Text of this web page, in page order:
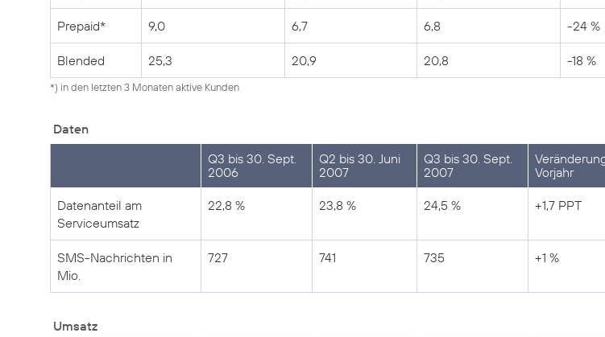
Prepaid* 9,0 6,7 6,8 -24 %
Blended 25,3 20,9 20,8 -18 %
*) in den letzten 3 Monaten aktive Kunden
Daten
Q3 bis 30. Sept.
2006
Q2 bis 30. Juni
2007
Q3 bis 30. Sept.
2007
Vorjahr
Datenanteil am
Serviceumsatz
22,8 % 23,8 % 24,5 % +1,7 PPT
SMS-Nachrichten in
Mio.
727 741 735 +1 %
Umsatz